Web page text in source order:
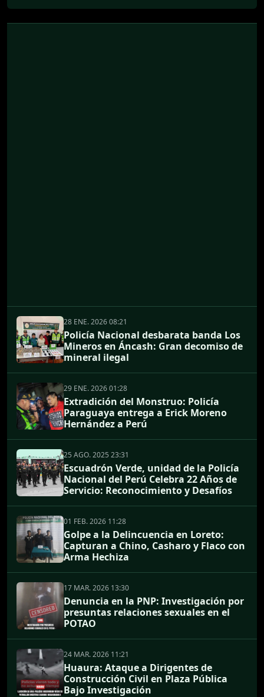
28 ENE. 2026 08:21
Policía Nacional desbarata banda Los
Mineros en Áncash: Gran decomiso de
mineral ilegal
29 ENE. 2026 01:28
Extradición del Monstruo: Policía
Paraguaya entrega a Erick Moreno
Hernández a Perú
25 AGO. 2025 23:31
Escuadrón Verde, unidad de la Policía
Nacional del Perú Celebra 22 Años de
Servicio: Reconocimiento y Desafíos
01 FEB. 2026 11:28
Golpe a la Delincuencia en Loreto:
Capturan a Chino, Casharo y Flaco con
Arma Hechiza
17 MAR. 2026 13:30
Denuncia en la PNP: Investigación por
presuntas relaciones sexuales en el
POTAO
24 MAR. 2026 11:21
Huaura: Ataque a Dirigentes de
Construcción Civil en Plaza Pública
Bajo Investigación